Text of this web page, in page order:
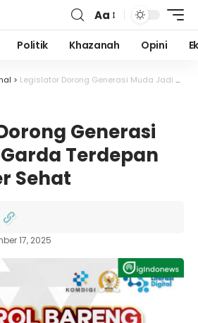
Font
Resizer
Aa
Politik Khazanah Opini
> Legislator Dorong Generasi Muda Jadi Garda Terdepan Ruang Siber Sehat
Generasi
Terdepan
Sehat
17, 2025